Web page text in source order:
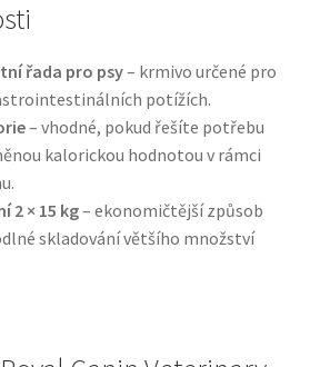
— Italské holistic krmivo
řada pro psy– krmivo určené pro
potížích.
– vhodné, pokud řešíte potřebu
kalorickou hodnotou v rámci
2 × 15 kg– ekonomičtější způsob
skladování většího množství